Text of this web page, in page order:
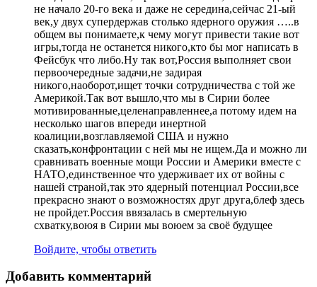
не начало 20-го века и даже не середина,сейчас 21-ый
век,у двух супердержав столько ядерного оружия …..в
общем вы понимаете,к чему могут привести такие вот
игры,тогда не останется никого,кто бы мог написать в
Фейсбук что либо.Ну так вот,Россия выполняет свои
первоочередные задачи,не задирая
никого,наоборот,ищет точки сотрудничества с той же
Америкой.Так вот вышло,что мы в Сирии более
мотивированные,целенаправленнее,а потому идем на
несколько шагов впереди инертной
коалиции,возглавляемой США и нужно
сказать,конфронтации с ней мы не ищем.Да и можно ли
сравнивать военные мощи России и Америки вместе с
НАТО,единственное что удерживает их от войны с
нашей страной,так это ядерный потенциал России,все
прекрасно знают о возможностях друг друга,блеф здесь
не пройдет.Россия ввязалась в смертельную
схватку,воюя в Сирии мы воюем за своё будущее
Войдите, чтобы ответить
Добавить комментарий